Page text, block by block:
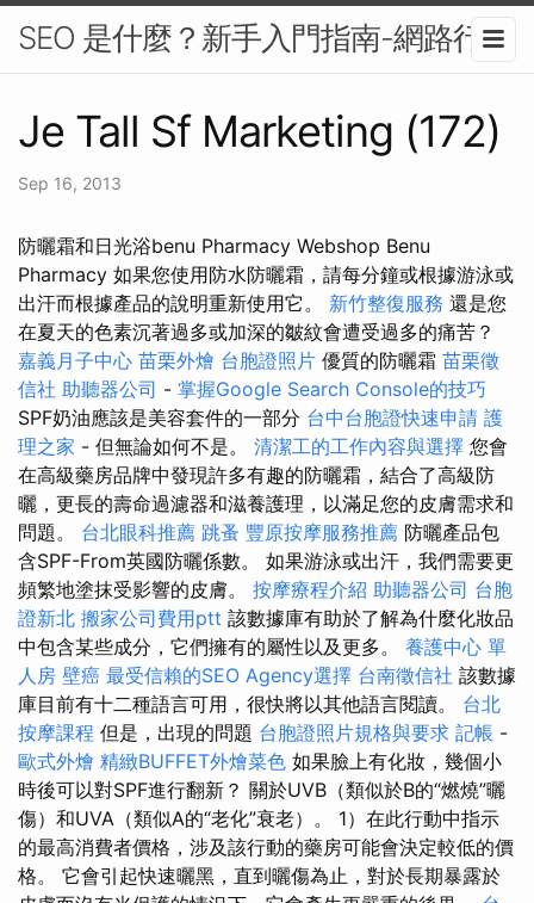
SEO 是什麼？新手入門指南-網路行銷
Je Tall Sf Marketing (172)
Sep 16, 2013
防曬霜和日光浴benu Pharmacy Webshop Benu
Pharmacy 如果您使用防水防曬霜，請每分鐘或根據游泳或
出汗而根據產品的說明重新使用它。 新竹整復服務 還是您
在夏天的色素沉著過多或加深的皺紋會遭受過多的痛苦？
嘉義月子中心 苗栗外燴 台胞證照片 優質的防曬霜 苗栗徵
信社 助聽器公司 - 掌握Google Search Console的技巧
SPF奶油應該是美容套件的一部分 台中台胞證快速申請 護
理之家 - 但無論如何不是。 清潔工的工作內容與選擇 您會
在高級藥房品牌中發現許多有趣的防曬霜，結合了高級防
曬，更長的壽命過濾器和滋養護理，以滿足您的皮膚需求和
問題。 台北眼科推薦 跳蚤 豐原按摩服務推薦 防曬產品包
含SPF-From英國防曬係數。 如果游泳或出汗，我們需要更
頻繁地塗抹受影響的皮膚。 按摩療程介紹 助聽器公司 台胞
證新北 搬家公司費用ptt 該數據庫有助於了解為什麼化妝品
中包含某些成分，它們擁有的屬性以及更多。 養護中心 單
人房 壁癌 最受信賴的SEO Agency選擇 台南徵信社 該數據
庫目前有十二種語言可用，很快將以其他語言閱讀。 台北
按摩課程 但是，出現的問題 台胞證照片規格與要求 記帳 -
歐式外燴 精緻BUFFET外燴菜色 如果臉上有化妝，幾個小
時後可以對SPF進行翻新？ 關於UVB（類似於B的“燃燒”曬
傷）和UVA（類似A的“老化”衰老）。 1）在此行動中指示
的最高消費者價格，涉及該行動的藥房可能會決定較低的價
格。 它會引起快速曬黑，直到曬傷為止，對於長期暴露於